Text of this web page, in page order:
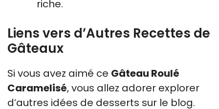
riche.
Liens vers d’Autres Recettes de
Gâteaux
Si vous avez aimé ce Gâteau Roulé
Caramelisé, vous allez adorer explorer
d’autres idées de desserts sur le blog.